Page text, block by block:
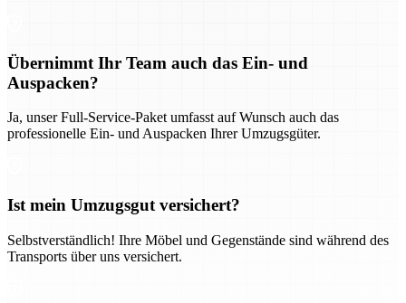
Übernimmt Ihr Team auch das Ein- und
Auspacken?
Ja, unser Full-Service-Paket umfasst auf Wunsch auch das
professionelle Ein- und Auspacken Ihrer Umzugsgüter.
Ist mein Umzugsgut versichert?
Selbstverständlich! Ihre Möbel und Gegenstände sind während des
Transports über uns versichert.